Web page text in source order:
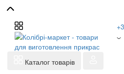
Каталог товарів